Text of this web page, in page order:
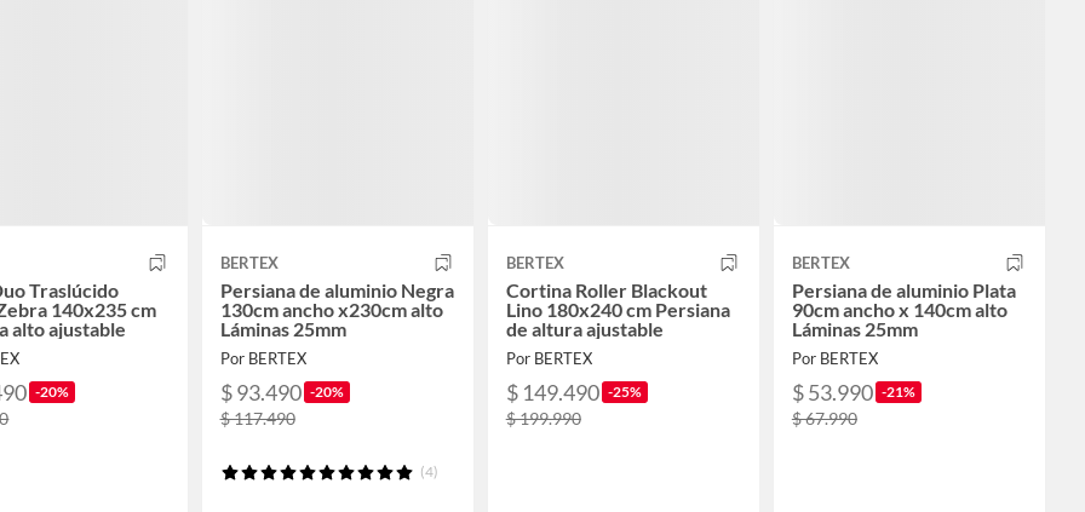
Traslúcido
140x235 cm
alto ajustable
-20%
BERTEX
Persiana de aluminio Negra
130cm ancho x230cm alto
Láminas 25mm
Por BERTEX
$ 93.490 -20%
$ 117.490
(4)
BERTEX
Cortina Roller Blackout
Lino 180x240 cm Persiana
de altura ajustable
Por BERTEX
$ 149.490 -25%
$ 199.990
BERTEX
Persiana de aluminio Plata
90cm ancho x 140cm alto
Láminas 25mm
Por BERTEX
$ 53.990 -21%
$ 67.990